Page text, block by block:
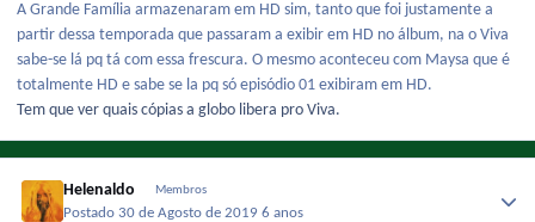
A Grande Família armazenaram em HD sim, tanto que foi justamente a
partir dessa temporada que passaram a exibir em HD no álbum, na o Viva
sabe-se lá pq tá com essa frescura. O mesmo aconteceu com Maysa que é
totalmente HD e sabe se la pq só episódio 01 exibiram em HD.
Tem que ver quais cópias a globo libera pro Viva.
Helenaldo Membros
Postado 30 de Agosto de 20196 anos